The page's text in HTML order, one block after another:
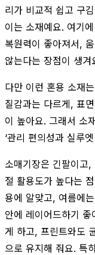
리가 비교적 쉽고 구
이는 소재예요. 여기
복원력이 좋아져서,
않는다는 장점이 생겨
다만 이런 혼용 소재
질감과는 다르게, 표
이 높아요. 그래서 소
‘관리 편의성과 실루
소매기장은 긴팔이고
절 활용도가 높다는
용에 알맞고, 여름에
안에 레이어드하기
게 하고, 프린트와도
으로 유지해 줘요. 특